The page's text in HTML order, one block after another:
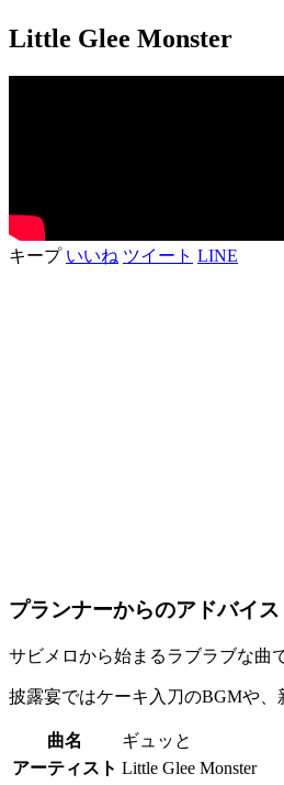
Little Glee Monster
キープ いいね ツイート LINE
プランナーからのアドバイス
サビメロから始まるラブラブな曲
披露宴ではケーキ入刀のBGMや
曲名
ギュッと
アーティスト Little Glee Monster